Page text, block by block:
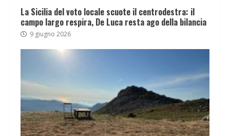
La Sicilia del voto locale scuote il centrodestra: il
campo largo respira, De Luca resta ago della bilancia
9 giugno 2026